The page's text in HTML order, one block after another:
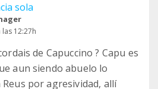
sola
12:27h
de Capuccino ? Capu es
aun siendo abuelo lo
por agresividad, allí